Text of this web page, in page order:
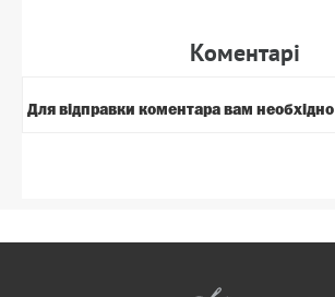
Коментарi
Для вiдправки коментара вам необхiдно